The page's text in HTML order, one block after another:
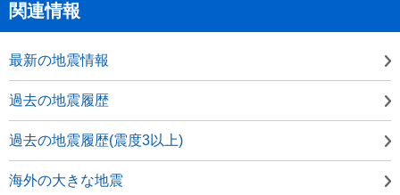
関連情報
最新の地震情報
過去の地震履歴
過去の地震履歴(震度3以上)
海外の大きな地震